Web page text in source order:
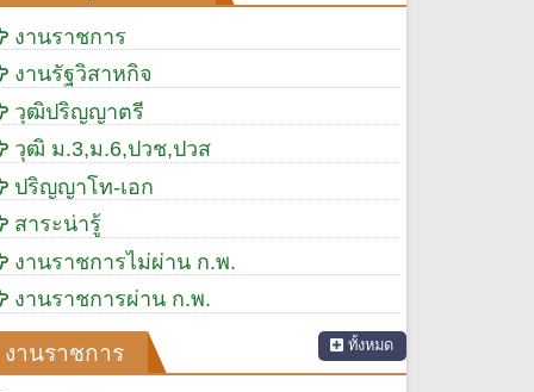
งานราชการ
งานรัฐวิสาหกิจ
วุฒิปริญญาตรี
วุฒิ ม.3,ม.6,ปวช,ปวส
ปริญญาโท-เอก
สาระน่ารู้
งานราชการไม่ผ่าน ก.พ.
งานราชการผ่าน ก.พ.
งานราชการ ทั้งหมด